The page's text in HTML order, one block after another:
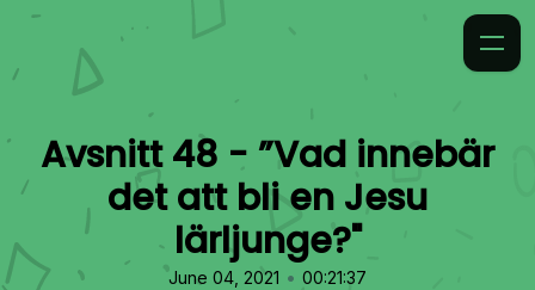
Avsnitt 48 - ”Vad innebär
det att bli en Jesu
lärljunge?"
June 04, 2021 • 00:21:37